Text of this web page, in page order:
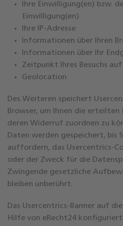
Ihre Einwilligung(en) bzw.
Einwilligung(en)
Ihre IP-Adresse
Informationen über Ihren
Informationen über Ihr
Zeitpunkt Ihres Besuchs
Geolocation
Des Weiteren speichert
Browser, um Ihnen die erteilten
deren Widerruf zuordnen zu
Daten werden gespeichert, bis
auffordern, das Usercentrics-
oder der Zweck für die
Zwingende gesetzliche
bleiben unberührt.
Das Usercentrics-Banner auf
Hilfe von eRecht24